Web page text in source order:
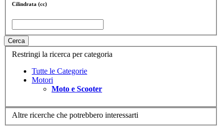
Cilindrata (cc)
Cerca
Restringi la ricerca per categoria
Tutte le Categorie
Motori
Moto e Scooter
Altre ricerche che potrebbero interessarti